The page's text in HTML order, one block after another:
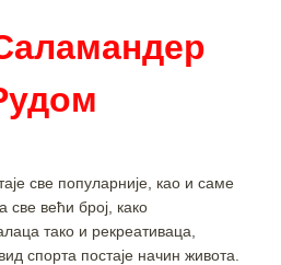
све популарније, као и саме
све већи број, како
тако и рекреативаца,
спорта постаје начин живота.